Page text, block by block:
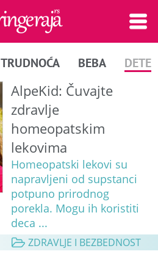
TRUDNOĆA BEBA DETE
AlpeKid: Čuvajte
zdravlje
homeopatskim
lekovima
Homeopatski lekovi su
napravljeni od supstanci
potpuno prirodnog
porekla. Mogu ih koristiti
deca ...
ZDRAVLJE I BEZBEDNOST